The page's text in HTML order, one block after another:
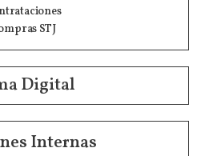
STJ
Digital
Internas